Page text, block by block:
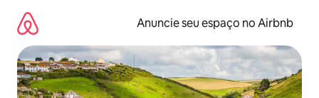
para
conteúdo
Anuncie seu espaço no Airbnb